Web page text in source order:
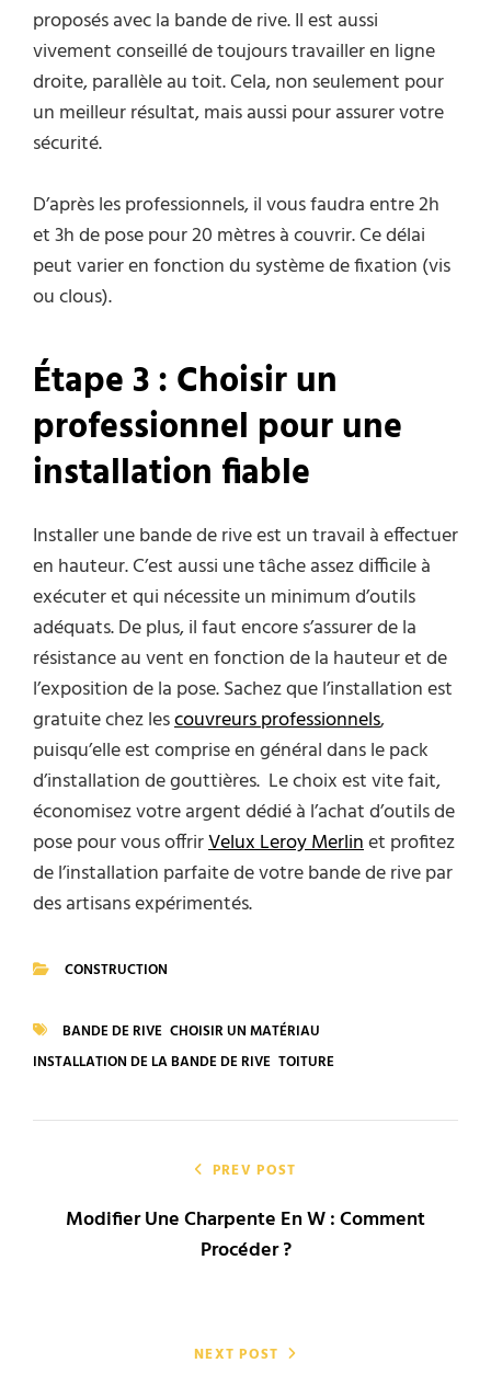
proposés avec la bande de rive. Il est aussi
vivement conseillé de toujours travailler en ligne
droite, parallèle au toit. Cela, non seulement pour
un meilleur résultat, mais aussi pour assurer votre
sécurité.
D’après les professionnels, il vous faudra entre 2h
et 3h de pose pour 20 mètres à couvrir. Ce délai
peut varier en fonction du système de fixation (vis
ou clous).
Étape 3 : Choisir un
professionnel pour une
installation fiable
Installer une bande de rive est un travail à effectuer
en hauteur. C’est aussi une tâche assez difficile à
exécuter et qui nécessite un minimum d’outils
adéquats. De plus, il faut encore s’assurer de la
résistance au vent en fonction de la hauteur et de
l’exposition de la pose. Sachez que l’installation est
gratuite chez lescouvreurs professionnels,
puisqu’elle est comprise en général dans le pack
d’installation de gouttières. Le choix est vite fait,
économisez votre argent dédié à l’achat d’outils de
pose pour vous offrirVelux Leroy Merlinet profitez
de l’installation parfaite de votre bande de rive par
des artisans expérimentés.
CONSTRUCTION
TAGS
BANDE DE RIVE CHOISIR UN MATÉRIAU
INSTALLATION DE LA BANDE DE RIVE TOITURE
l’article
PREV POST
Modifier Une Charpente En W : Comment
Procéder ?
NEXT POST